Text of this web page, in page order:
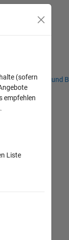
Studierende und
(sofern
empfehlen
.
Liste